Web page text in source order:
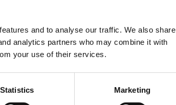
and to analyse our traffic. We also share
analytics partners who may combine it with
your use of their services.
Statistics Marketing